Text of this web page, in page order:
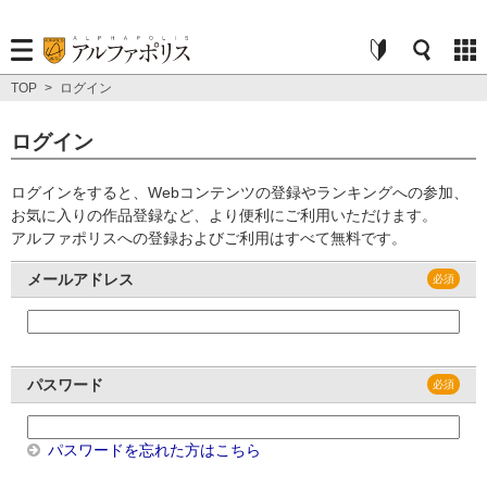
TOP > ログイン
ログイン
ログインをすると、Webコンテンツの登録やランキングへの参加、
お気に入りの作品登録など、より便利にご利用いただけます。
アルファポリスへの登録およびご利用はすべて無料です。
メールアドレス
パスワード
パスワードを忘れた方はこちら